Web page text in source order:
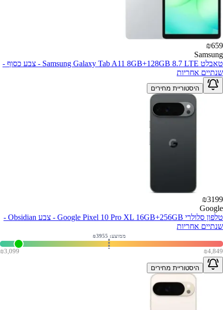
₪659
Samsung
טאבלט Samsung Galaxy Tab A11 8GB+128GB 8.7 LTE - צבע כסוף -
שנתיים אחריות
היסטוריית מחירים
₪3199
Google
טלפון סלולרי Google Pixel 10 Pro XL 16GB+256GB - צבע Obsidian -
שנתיים אחריות
₪3,099 ₪4,849
ממוצע: ₪ 3955
היסטוריית מחירים